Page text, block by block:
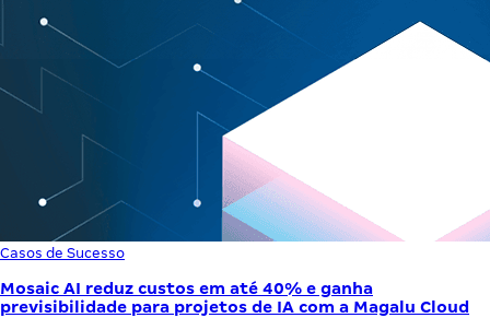
Casos de Sucesso
Mosaic AI reduz custos em até 40% e ganha
previsibilidade para projetos de IA com a Magalu Cloud